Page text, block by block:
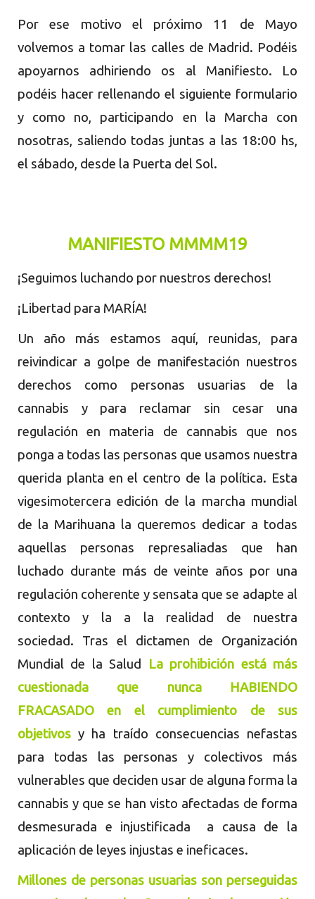
Por ese motivo el próximo 11 de Mayo
volvemos a tomar las calles de Madrid. Podéis
apoyarnos adhiriendo os al Manifiesto. Lo
podéis hacer rellenando el siguiente formulario
y como no, participando en la Marcha con
nosotras, saliendo todas juntas a las 18:00 hs,
el sábado, desde la Puerta del Sol.
MANIFIESTO MMMM19
¡Seguimos luchando por nuestros derechos!
¡Libertad para MARÍA!
Un año más estamos aquí, reunidas, para
reivindicar a golpe de manifestación nuestros
derechos como personas usuarias de la
cannabis y para reclamar sin cesar una
regulación en materia de cannabis que nos
ponga a todas las personas que usamos nuestra
querida planta en el centro de la política. Esta
vigesimotercera edición de la marcha mundial
de la Marihuana la queremos dedicar a todas
aquellas personas represaliadas que han
luchado durante más de veinte años por una
regulación coherente y sensata que se adapte al
contexto y la a la realidad de nuestra
sociedad. Tras el dictamen de Organización
Mundial de la Salud
La prohibición está más
cuestionada que nunca HABIENDO
FRACASADO en el cumplimiento de sus
objetivosy ha traído consecuencias nefastas
para todas las personas y colectivos más
vulnerables que deciden usar de alguna forma la
cannabis y que se han visto afectadas de forma
desmesurada e injustificada a causa de la
aplicación de leyes injustas e ineficaces.
Millones de personas usuarias son perseguidas